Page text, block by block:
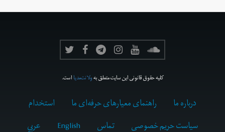
کلیه حقوق قانونی این سایت متعلق بهولانت‌مدیااست.
درباره ما راهنمای معیارهای حرفه‌ای ما
استخدام
سیاست حریم خصوصی
تماس English عربي